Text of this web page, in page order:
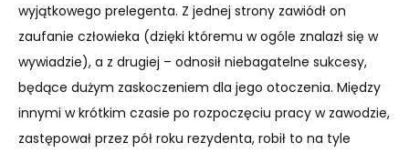
wyjątkowego prelegenta. Z jednej strony zawiódł on
zaufanie człowieka (dzięki któremu w ogóle znalazł się w
wywiadzie), a z drugiej – odnosił niebagatelne sukcesy,
będące dużym zaskoczeniem dla jego otoczenia. Między
innymi w krótkim czasie po rozpoczęciu pracy w zawodzie,
zastępował przez pół roku rezydenta, robił to na tyle